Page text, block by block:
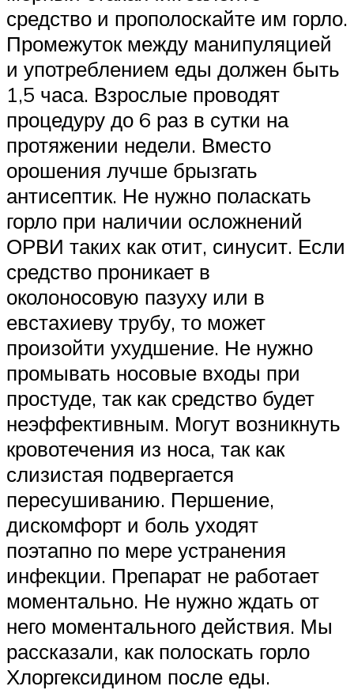
средство и прополоскайте им горло.
Промежуток между манипуляцией
и употреблением еды должен быть
1,5 часа. Взрослые проводят
процедуру до 6 раз в сутки на
протяжении недели. Вместо
орошения лучше брызгать
антисептик. Не нужно поласкать
горло при наличии осложнений
ОРВИ таких как отит, синусит. Если
средство проникает в
околоносовую пазуху или в
евстахиеву трубу, то может
произойти ухудшение. Не нужно
промывать носовые входы при
простуде, так как средство будет
неэффективным. Могут возникнуть
кровотечения из носа, так как
слизистая подвергается
пересушиванию. Першение,
дискомфорт и боль уходят
поэтапно по мере устранения
инфекции. Препарат не работает
моментально. Не нужно ждать от
него моментального действия. Мы
рассказали, как полоскать горло
Хлоргексидином после еды.